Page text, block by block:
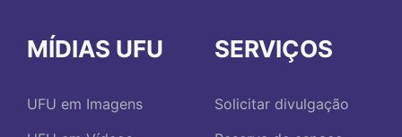
MÍDIAS UFU
UFU em Imagens
SERVIÇOS
Solicitar divulgação